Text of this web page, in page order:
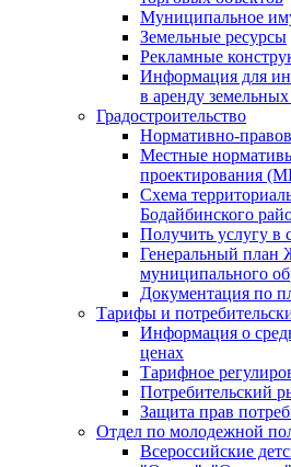
Муниципальное
Земельные ресурсы
Рекламные
Информация для
в аренду земельных
Градостроительство
Нормативно-
Местные
проектирования
Схема
Бодайбинского
Получить услугу в
Генеральный план
муниципального
Документация по
Тарифы и
Информация о
ценах
Тарифное
Потребительский
Защита прав
Отдел по молодежной
Всероссийские